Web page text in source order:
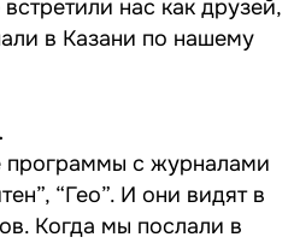
нас как друзей,
в Казани по нашему
с журналами
“Гео”. И они видят в
Когда мы послали в